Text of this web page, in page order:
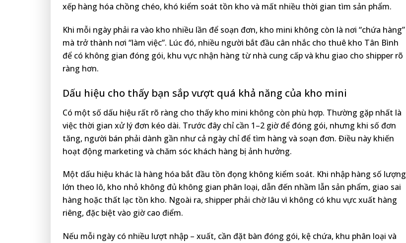
xếp hàng hóa chồng chéo, khó kiểm soát tồn kho và mất nhiều thời gian tìm sản phẩm.
Khi mỗi ngày phải ra vào kho nhiều lần để soạn đơn, kho mini không còn là nơi “chứa hàng”
mà trở thành nơi “làm việc”. Lúc đó, nhiều người bắt đầu cân nhắc cho thuê kho Tân Bình
để có không gian đóng gói, khu vực nhận hàng từ nhà cung cấp và khu giao cho shipper rõ
ràng hơn.
Dấu hiệu cho thấy bạn sắp vượt quá khả năng của kho mini
Có một số dấu hiệu rất rõ ràng cho thấy kho mini không còn phù hợp. Thường gặp nhất là
việc thời gian xử lý đơn kéo dài. Trước đây chỉ cần 1–2 giờ để đóng gói, nhưng khi số đơn
tăng, người bán phải dành gần như cả ngày chỉ để tìm hàng và soạn đơn. Điều này khiến
hoạt động marketing và chăm sóc khách hàng bị ảnh hưởng.
Một dấu hiệu khác là hàng hóa bắt đầu tồn đọng không kiểm soát. Khi nhập hàng số lượng
lớn theo lô, kho nhỏ không đủ không gian phân loại, dẫn đến nhầm lẫn sản phẩm, giao sai
hàng hoặc thất lạc tồn kho. Ngoài ra, shipper phải chờ lâu vì không có khu vực xuất hàng
riêng, đặc biệt vào giờ cao điểm.
Nếu mỗi ngày có nhiều lượt nhập – xuất, cần đặt bàn đóng gói, kệ chứa, khu phân loại và